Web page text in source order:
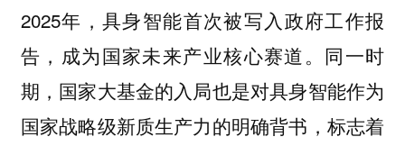
2025年，具身智能首次被写入政府工作报
告，成为国家未来产业核心赛道。同一时
期，国家大基金的入局也是对具身智能作为
国家战略级新质生产力的明确背书，标志着